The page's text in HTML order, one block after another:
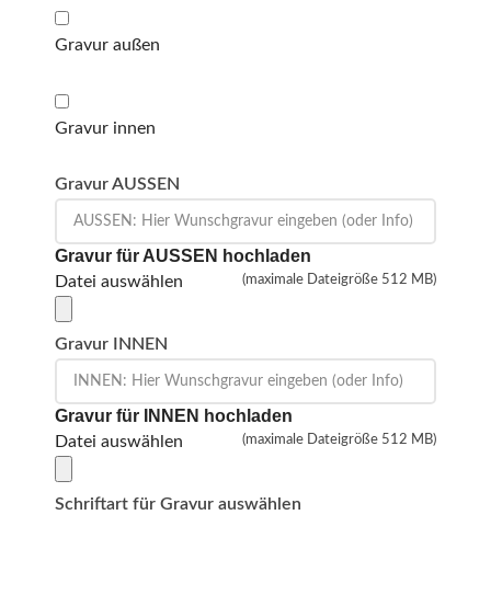
Gravur außen
Gravur innen
Gravur AUSSEN
Gravur für AUSSEN hochladen
Datei auswählen (maximale Dateigröße 512 MB)
Gravur INNEN
Gravur für INNEN hochladen
Datei auswählen (maximale Dateigröße 512 MB)
Schriftart für Gravur auswählen